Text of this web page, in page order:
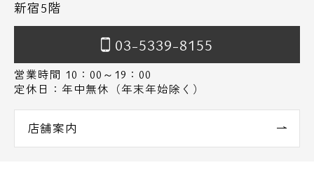
新宿5階
03-5339-8155
営業時間 10：00～19：00
定休日：年中無休（年末年始除く）
店舗案内